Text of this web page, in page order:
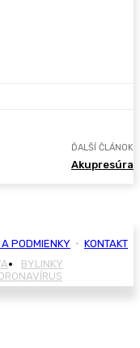
ĎALŠÍ ČLÁNOK
Akupresúra
PODMIENKY • KONTAKT
BYLINKY